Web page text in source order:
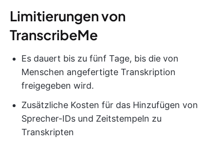
Limitierungen von
TranscribeMe
Es dauert bis zu fünf Tage, bis die von
Menschen angefertigte Transkription
freigegeben wird.
Zusätzliche Kosten für das Hinzufügen von
Sprecher-IDs und Zeitstempeln zu
Transkripten